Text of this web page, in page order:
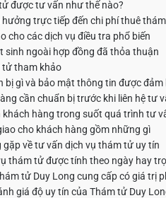
được tư vấn như thế nào?
trực tiếp đến chi phí thuê
cho các dịch vụ điều tra phổ biến
sinh ngoài hợp đồng đã thỏa thuận
tử tham khảo
bị gì và bảo mật thông tin được đảm
cần chuẩn bị trước khi liên hệ tư
hàng trong suốt quá trình tư
cho khách hàng gồm những gì
về tư vấn dịch vụ thám tử uy tín
thám tử được tính theo ngày hay
tử Duy Long cung cấp có giá trị
giá độ uy tín của Thám tử Duy